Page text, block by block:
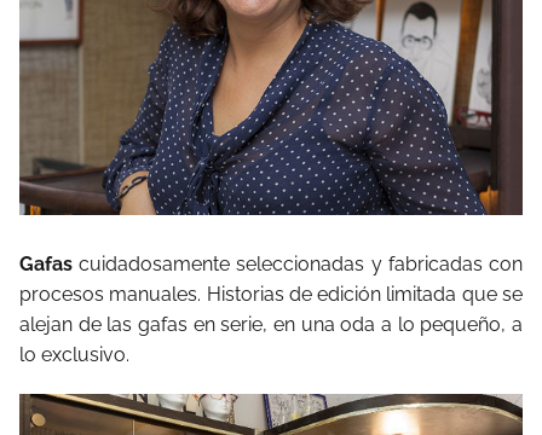
Gafas cuidadosamente seleccionadas y fabricadas con
procesos manuales. Historias de edición limitada que se
alejan de las gafas en serie, en una oda a lo pequeño, a
lo exclusivo.